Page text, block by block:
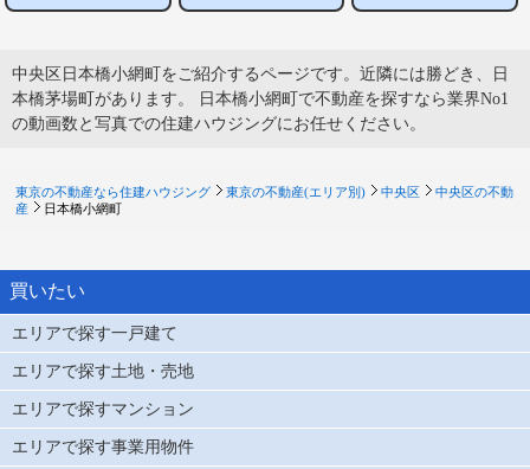
中央区日本橋小網町をご紹介するページです。近隣には勝どき、日
本橋茅場町があります。 日本橋小網町で不動産を探すなら業界No1
の動画数と写真での住建ハウジングにお任せください。
東京の不動産なら住建ハウジング 東京の不動産(エリア別) 中央区
中央区の不動
産
日本橋小網町
買いたい
エリアで探す一戸建て
エリアで探す土地・売地
エリアで探すマンション
エリアで探す事業用物件